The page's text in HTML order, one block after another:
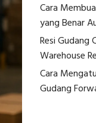
Cara
yang Benar
Resi Gudang
Warehouse
Cara
Gudang